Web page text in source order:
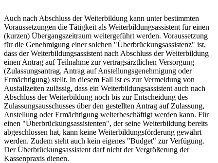
Auch nach Abschluss der Weiterbildung kann unter bestimmten
Voraussetzungen die Tätigkeit als Weiterbildungsassistent für einen
(kurzen) Übergangszeitraum weitergeführt werden. Voraussetzung
für die Genehmigung einer solchen "Überbrückungsassistenz" ist,
dass der Weiterbildungsassistent nach Abschluss der Weiterbildung
einen Antrag auf Teilnahme zur vertragsärztlichen Versorgung
(Zulassungsantrag, Antrag auf Anstellungsgenehmigung oder
Ermächtigung) stellt. In diesem Fall ist es zur Vermeidung von
Ausfallzeiten zulässig, dass ein Weiterbildungsassistent auch nach
Abschluss der Weiterbildung noch bis zur Entscheidung des
Zulassungsausschusses über den gestellten Antrag auf Zulassung,
Anstellung oder Ermächtigung weiterbeschäftigt werden kann. Für
einen "Überbrückungsassistenten", der seine Weiterbildung bereits
abgeschlossen hat, kann keine Weiterbildungsförderung gewährt
werden. Zudem steht auch kein eigenes "Budget" zur Verfügung.
Der Überbrückungsassistent darf nicht der Vergrößerung der
Kassenpraxis dienen.